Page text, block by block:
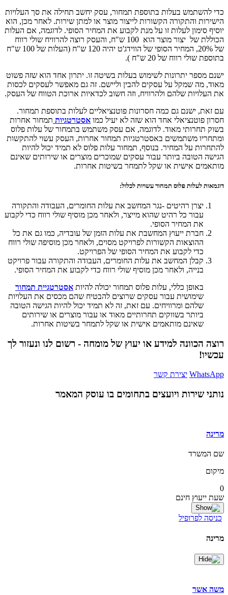
כדי להשתמש בעלות בתוספת תמחור, עסק יחשב תחילה את סך העלויות
הישירות והתקורה הקשורות לייצור מוצר או למתן שירות. לאחר מכן, הוא
יוסיף סימון לעלות זו על מנת לקבוע את המחיר הסופי. לדוגמה, אם העלות
הכוללת של יצור מוצר הוא 100 ש"ח, והעסק רוצה להרוויח שולי רווח
של 20%, המחיר הסופי של הווידג'ט יהיה 120 ש"ח (העלות של 100 ש"ח
בתוספת שולי רווח של 20 ש"ח ).
ישנם מספר יתרונות לשימוש בעלות בשיטה זו. יתרון אחד הוא שזה פשוט
מאוד, מה שמקל על עסקים להבין וליישם. זה גם מאפשר לעסקים לכסות
את העלויות שלהם ולהרוויח, וזה חשוב לכדאיות ארוכת הטווח של העסק.
עם זאת, ישנם גם כמה חסרונות פוטנציאליים לעלות בתוספת תמחור.
חסרון פוטנציאלי אחד הוא שזה לא יעיל כמו אסטרטגיות תמחור אחרות
בשוק תחרותי מאוד. לדוגמה, אם עסק משתמש בתמחור של עלות פלוס
ומתחריו משתמשים באסטרטגיות תמחור אחרות, העסק עשוי להתקשות
להתחרות על המחיר. בנוסף, תמחור עלות פלוס לא תמיד יכול להיות
הגישה הטובה ביותר עבור עסקים שמוכרים מוצרים או שירותים שאינם
מותאמים אישית או שקל לתמחר בשיטות אחרות.
דוגמאות לעלות פלוס תמחור עשויות לכלול:
יצרן רהיטים -נגר המחשב את עלות החומרים, העבודה והתקורה
עבור כל רהיט שהוא מייצר, ולאחר מכן מוסיף שולי רווח כדי לקבוע
את המחיר הסופי.
חברת ייעוץ המחשבת את עלות הזמן של עובדיה, כמו גם את כל
ההוצאות הקשורות לפרויקט מסוים, ולאחר מכן מוסיפה שולי רווח
כדי לקבוע את המחיר הסופי של הפרויקט.
קבלן המחשב את עלות החומרים, העבודה והתקורה עבור פרויקט
בנייה, ולאחר מכן מוסיף שולי רווח כדי לקבוע את המחיר הסופי.
באופן כללי, עלות פלוס תמחור יכולה להיות אסטרטגיית תמחור
שימושית עבור עסקים שרוצים להבטיח שהם מכסים את העלויות
שלהם ומרוויחים. עם זאת, זה לא תמיד יכול להיות הגישה הטובה
ביותר בשווקים תחרותיים מאוד או עבור מוצרים או שירותים
שאינם מותאמים אישית או שקל לתמחר בשיטות אחרות.
רוצה הכוונה למידע או יעוץ של מומחה - רשום לנו ונעזור לך
עכשיו!
WhatsApp יצירת קשר
נותני שירות ויועצים בתחומים בו עוסק המאמר
מרינה
שם המשרד
מיקום
0
שעת ייעוץ חינם
כניסה לפרופיל
מרינה
משה אשר